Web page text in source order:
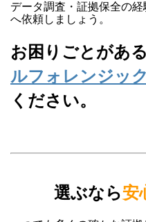
データ調査・証拠保全の
へ依頼しましょう。
お困りごとがあ
ルフォレンジッ
ください。
選ぶなら安